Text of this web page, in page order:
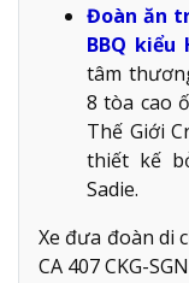
Đoàn ăn
BBQ kiểu
tâm
8 tòa cao
Thế Giới
thiết kế
Sadie.
Xe đưa đoàn di
CA 407 CKG-